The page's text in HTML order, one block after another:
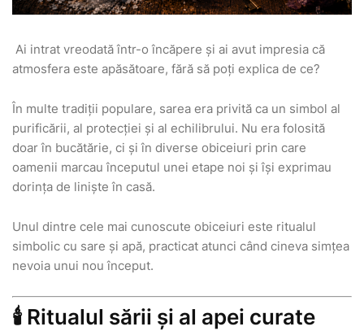
Ai intrat vreodată într-o încăpere și ai avut impresia că
atmosfera este apăsătoare, fără să poți explica de ce?
În multe tradiții populare, sarea era privită ca un simbol al
purificării, al protecției și al echilibrului. Nu era folosită
doar în bucătărie, ci și în diverse obiceiuri prin care
oamenii marcau începutul unei etape noi și își exprimau
dorința de liniște în casă.
Unul dintre cele mai cunoscute obiceiuri este ritualul
simbolic cu sare și apă, practicat atunci când cineva simțea
nevoia unui nou început.
🕯️ Ritualul sării și al apei curate